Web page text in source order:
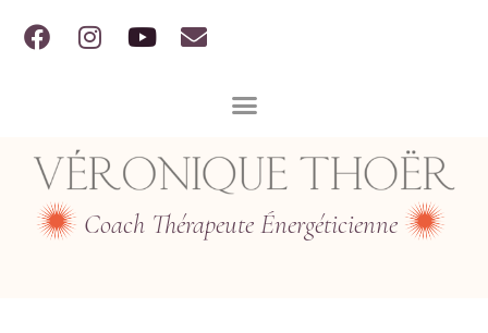
Coach Thérapeute Énergéticienne